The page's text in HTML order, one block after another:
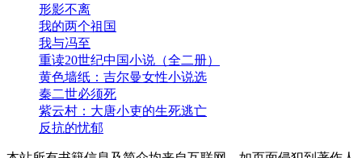
形影不离
我的两个祖国
我与冯至
重读20世纪中国小说（全二册）
黄色墙纸：吉尔曼女性小说选
秦二世必须死
紫云村：大唐小吏的生死逃亡
反抗的忧郁